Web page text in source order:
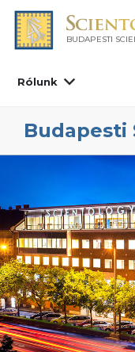
BUDAPESTI
Rólunk
Budapesti